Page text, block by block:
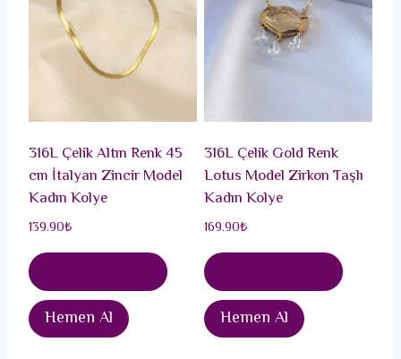
316L Çelik Altın Renk 45
cm İtalyan Zincir Model
Kadın Kolye
139.90₺
Hemen Al
316L Çelik Gold Renk
Lotus Model Zirkon Taşlı
Kadın Kolye
169.90₺
Hemen Al